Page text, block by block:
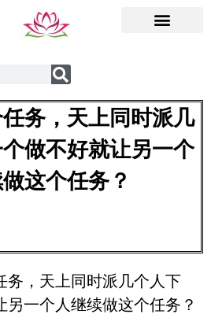
务，天上同时派几
做不好就让另一个
这个任务？
务，天上同时派几个人下
一个人继续做这个任务？